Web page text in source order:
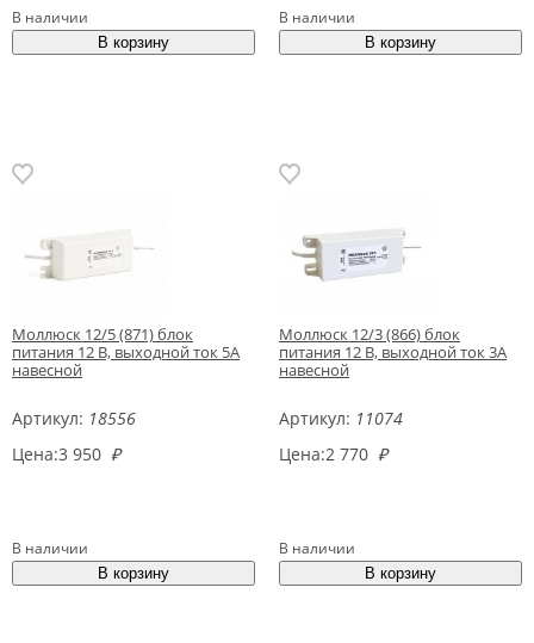
В наличии В наличии
Моллюск 12/5 (871) блок
питания 12 В, выходной ток 5А
навесной
Артикул: 18556
Цена:3 950 ₽
В наличии
Моллюск 12/3 (866) блок
питания 12 В, выходной ток 3А
навесной
Артикул: 11074
Цена:2 770 ₽
В наличии